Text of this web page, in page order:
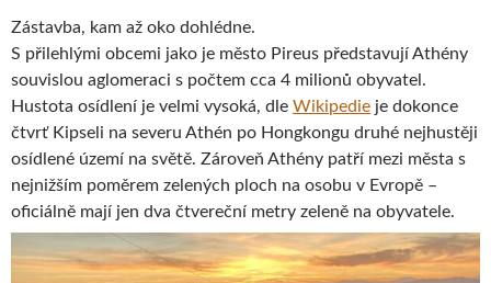
Zástavba, kam až oko dohlédne.
S přilehlými obcemi jako je město Pireus představují Athény
souvislou aglomeraci s počtem cca 4 milionů obyvatel.
Hustota osídlení je velmi vysoká, dle Wikipedie je dokonce
čtvrť Kipseli na severu Athén po Hongkongu druhé nejhustěji
osídlené území na světě. Zároveň Athény patří mezi města s
nejnižším poměrem zelených ploch na osobu v Evropě –
oficiálně mají jen dva čtvereční metry zeleně na obyvatele.